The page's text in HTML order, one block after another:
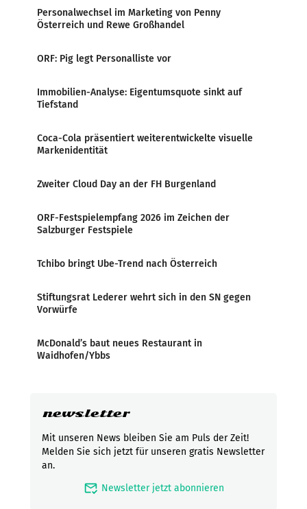
Personalwechsel im Marketing von Penny
Österreich und Rewe Großhandel
ORF: Pig legt Personalliste vor
Immobilien-Analyse: Eigentumsquote sinkt auf
Tiefstand
Coca-Cola präsentiert weiterentwickelte visuelle
Markenidentität
Zweiter Cloud Day an der FH Burgenland
ORF-Festspielempfang 2026 im Zeichen der
Salzburger Festspiele
Tchibo bringt Ube-Trend nach Österreich
Stiftungsrat Lederer wehrt sich in den SN gegen
Vorwürfe
McDonald’s baut neues Restaurant in
Waidhofen/Ybbs
newsletter
Mit unseren News bleiben Sie am Puls der Zeit!
Melden Sie sich jetzt für unseren gratis Newsletter
an.
mark_email_read Newsletter jetzt abonnieren